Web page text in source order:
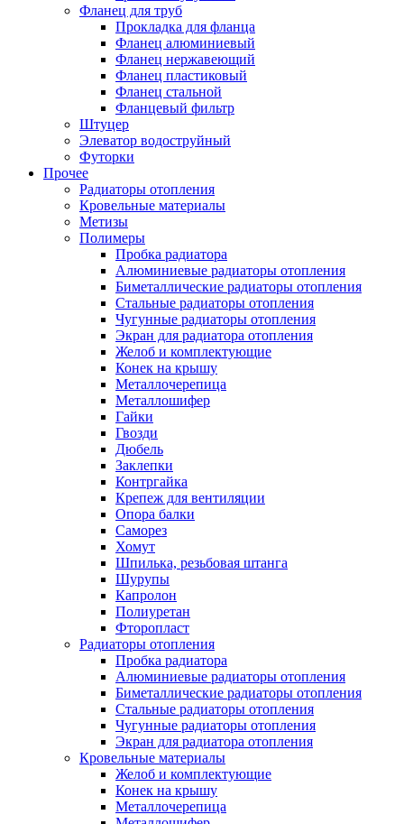
Фланец для труб
Прокладка для фланца
Фланец алюминиевый
Фланец нержавеющий
Фланец пластиковый
Фланец стальной
Фланцевый фильтр
Штуцер
Элеватор водоструйный
Футорки
Прочее
Радиаторы отопления
Кровельные материалы
Метизы
Полимеры
Пробка радиатора
Алюминиевые радиаторы отопления
Биметаллические радиаторы отопления
Стальные радиаторы отопления
Чугунные радиаторы отопления
Экран для радиатора отопления
Желоб и комплектующие
Конек на крышу
Металлочерепица
Металлошифер
Гайки
Гвозди
Дюбель
Заклепки
Контргайка
Крепеж для вентиляции
Опора балки
Саморез
Хомут
Шпилька, резьбовая штанга
Шурупы
Капролон
Полиуретан
Фторопласт
Радиаторы отопления
Пробка радиатора
Алюминиевые радиаторы отопления
Биметаллические радиаторы отопления
Стальные радиаторы отопления
Чугунные радиаторы отопления
Экран для радиатора отопления
Кровельные материалы
Желоб и комплектующие
Конек на крышу
Металлочерепица